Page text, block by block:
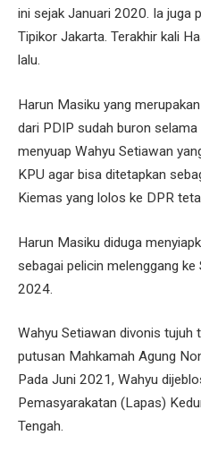
ini sejak Januari 2020. Ia juga
Tipikor Jakarta. Terakhir kali
lalu.
Harun Masiku yang
dari PDIP sudah buron
menyuap Wahyu Setiawan
KPU agar bisa ditetapkan
Kiemas yang lolos ke DPR
Harun Masiku diduga
sebagai pelicin melenggang
2024.
Wahyu Setiawan divonis tujuh
putusan Mahkamah Agung
Pada Juni 2021, Wahyu
Pemasyarakatan (Lapas)
Tengah.